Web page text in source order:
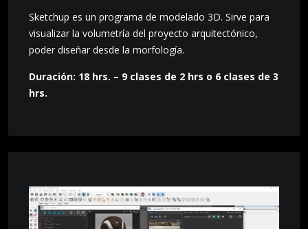
Sketchup es un programa de modelado 3D. Sirve para
visualizar la volumetría del proyecto arquitectónico,
poder diseñar desde la morfología.
Duración: 18 hrs. – 9 clases de 2 hrs o 6 clases de 3
hrs.